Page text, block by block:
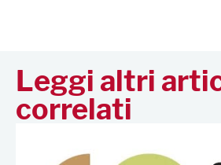
Leggi altri
correlati